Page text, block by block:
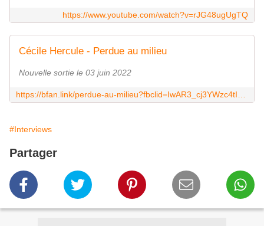
https://www.youtube.com/watch?v=rJG48ugUgTQ
Cécile Hercule - Perdue au milieu
Nouvelle sortie le 03 juin 2022
#Interviews
Partager